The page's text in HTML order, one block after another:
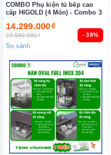
- 39%
COMBO Phụ kiện tủ bếp cao
cấp HIGOLD (4 Món) - Combo 3
14.299.000₫
23.580.000₫
So sánh